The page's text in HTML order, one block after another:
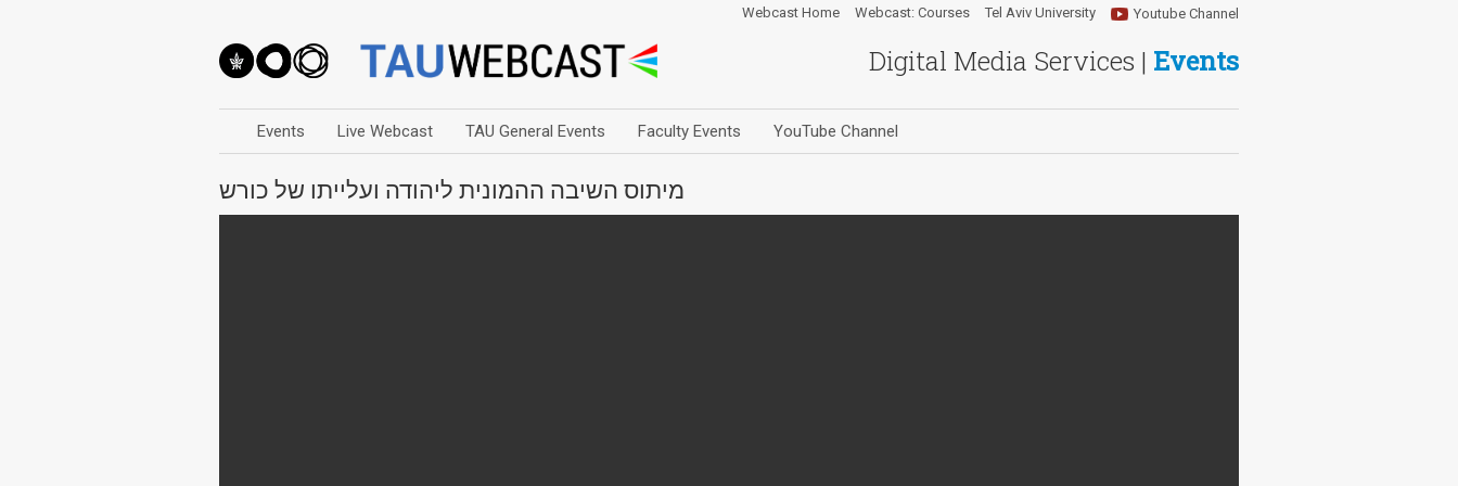
Digital Media Services | Events
Youtube Channel
Webcast Home Webcast: Courses Tel Aviv University
Events Live Webcast TAU General Events Faculty Events YouTube Channel
מיתוס השיבה ההמונית ליהודה ועלייתו של כורש